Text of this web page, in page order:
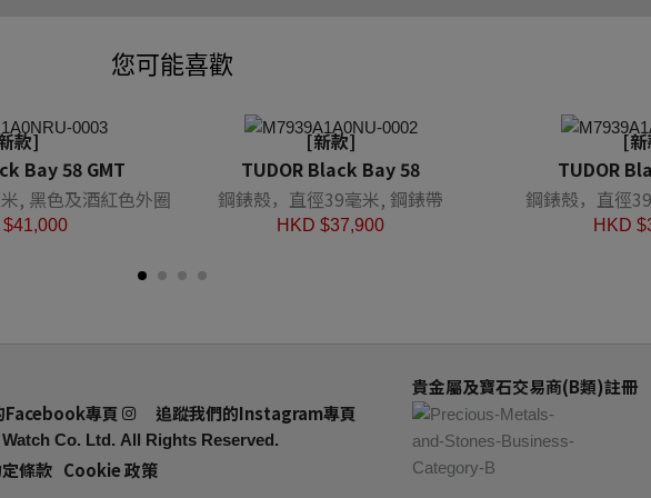
您可能喜歡
款]
Bay 58 GMT
, 黑色及酒紅色外圈
$41,000
[新款]
TUDOR Black Bay 58
鋼錶殼，直徑39毫米, 鋼錶帶
HKD $37,900
[
TUDOR
鋼錶殼，直徑
HKD $
Facebook專頁 追蹤我們的Instagram專頁
Co. Ltd. All Rights Reserved.
條款 Cookie 政策
貴金屬及寶石交易商(B類)註冊